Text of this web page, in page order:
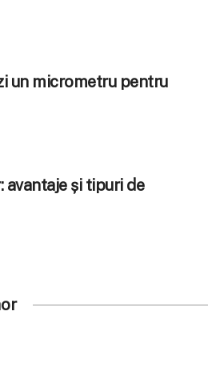
un micrometru pentru
avantaje și tipuri de